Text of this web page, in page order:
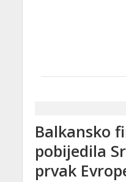
Balkansko
pobijedila
prvak